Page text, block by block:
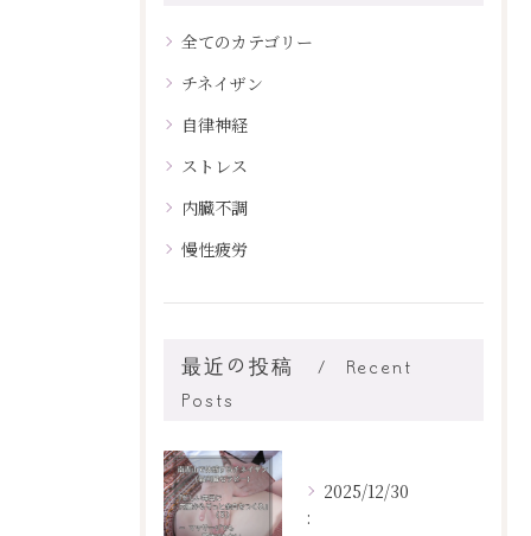
全てのカテゴリー
チネイザン
自律神経
ストレス
内臓不調
慢性疲労
最近の投稿
Recent
Posts
2025/12/30
: